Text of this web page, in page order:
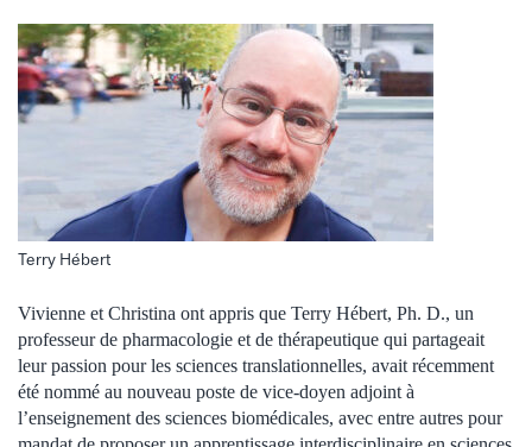
Terry Hébert
Vivienne et Christina ont appris que Terry Hébert, Ph. D., un
professeur de pharmacologie et de thérapeutique qui partageait
leur passion pour les sciences translationnelles, avait récemment
été nommé au nouveau poste de vice-doyen adjoint à
l’enseignement des sciences biomédicales, avec entre autres pour